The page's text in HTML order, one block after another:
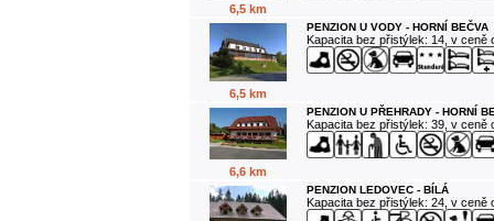
6,5 km
6,5 km
PENZION U VODY - HORNÍ BEČVA
Kapacita bez přistýlek: 14, v ceně
6,6 km
PENZION U PŘEHRADY - HORNÍ
Kapacita bez přistýlek: 39, v ceně
PENZION LEDOVEC - BÍLÁ
Kapacita bez přistýlek: 24, v ceně